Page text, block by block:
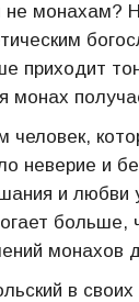
монахам?
приходит
монах
неверие и
и
больше,
монахов
в